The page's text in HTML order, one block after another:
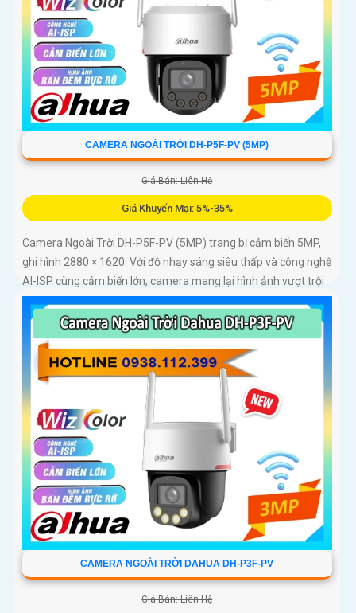
CAMERA NGOÀI TRỜI DH-P5F-PV (5MP)
Giá Bán: Liên Hệ
Giá Khuyến Mại: 5%-35%
Camera Ngoài Trời DH-P5F-PV (5MP) trang bị cảm biến 5MP,
ghi hình 2880 × 1620. Với độ nhạy sáng siêu thấp và công nghệ
AI-ISP cùng cảm biến lớn, camera mang lại hình ảnh vượt trội
cả ngày lẫn đêm
CAMERA NGOÀI TRỜI DAHUA DH-P3F-PV
Giá Bán: Liên Hệ